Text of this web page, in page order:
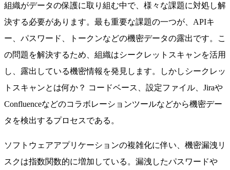
組織がデータの保護に取り組む中で、様々な課題に対処し解
決する必要があります。最も重要な課題の一つが、APIキ
ー、パスワード、トークンなどの機密データの露出です。こ
の問題を解決するため、組織はシークレットスキャンを活用
し、露出している機密情報を発見します。しかしシークレッ
トスキャンとは何か？ コードベース、設定ファイル、Jiraや
Confluenceなどのコラボレーションツールなどから機密デー
タを検出するプロセスである。
ソフトウェアアプリケーションの複雑化に伴い、機密漏洩リ
スクは指数関数的に増加している。漏洩したパスワードや